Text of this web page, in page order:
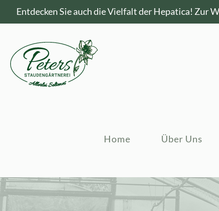
Entdecken Sie auch die Vielfalt der Hepatica! Zur
Home Über Uns